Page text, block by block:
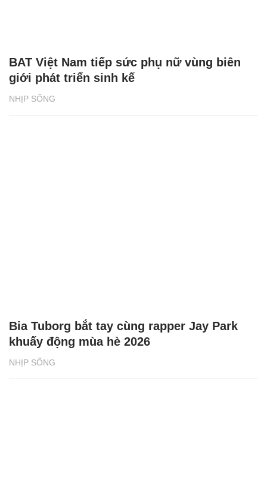
NHỊP SỐNG
BAT Việt Nam tiếp sức phụ nữ vùng biên
giới phát triển sinh kế
NHỊP SỐNG
Bia Tuborg bắt tay cùng rapper Jay Park
khuấy động mùa hè 2026